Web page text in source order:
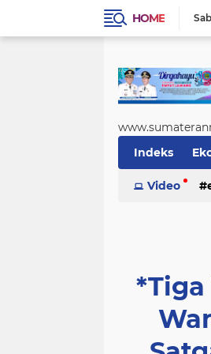
HOME
Indeks
Sosial dan
Video